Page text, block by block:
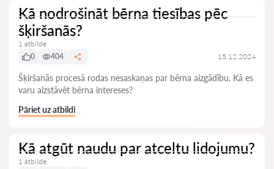
Kā nodrošināt bērna tiesības pēc
šķiršanās?
1 atbilde
0
404 15.12.2024
Šķiršanās procesā rodas nesaskaņas par bērna aizgādību. Kā es
varu aizstāvēt bērna intereses?
Pāriet uz atbildi
Kā atgūt naudu par atceltu lidojumu?
1 atbilde